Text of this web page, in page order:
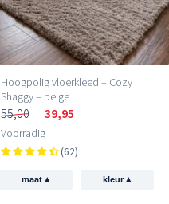
Hoogpolig vloerkleed – Cozy
Shaggy – beige
55,00 39,95
Voorradig
(62)
maat ▴ kleur▴